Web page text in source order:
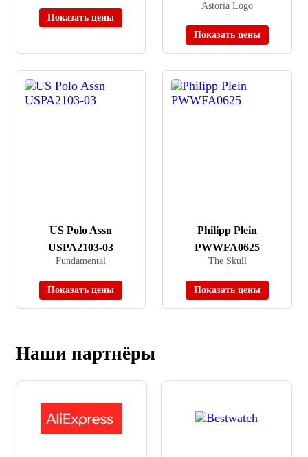
Показать цены
Astoria Logo
Показать цены
US Polo Assn
USPA2103-03
Fundamental
Показать цены
Philipp Plein
PWWFA0625
The Skull
Показать цены
Наши партнёры